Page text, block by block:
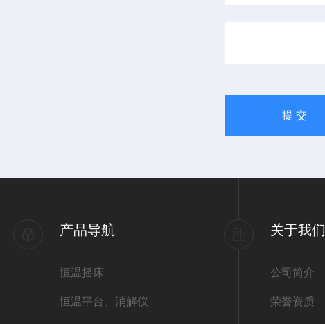
产品导航
恒温摇床
恒温平台、消解仪
关于我们
公司简介
荣誉资质